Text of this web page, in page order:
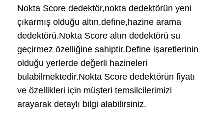
Nokta Score dedektör,nokta dedektörün yeni
çıkarmış olduğu altın,define,hazine arama
dedektörü.Nokta Score altın dedektörü su
geçirmez özelliğine sahiptir.Define işaretlerinin
olduğu yerlerde değerli hazineleri
bulabilmektedir.Nokta Score dedektörün fiyatı
ve özellikleri için müşteri temsilcilerimizi
arayarak detaylı bilgi alabilirsiniz.